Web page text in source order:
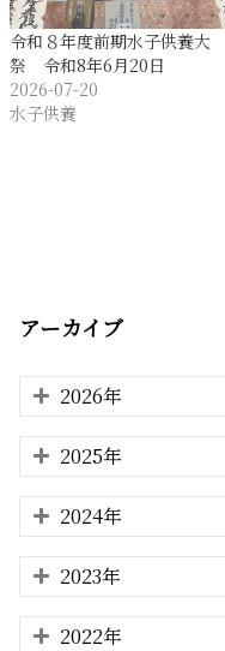
令和８年度前期水子供養大
祭 令和8年6月20日
2026-07-20
水子供養
アーカイブ
2026年
2025年
2024年
2023年
2022年